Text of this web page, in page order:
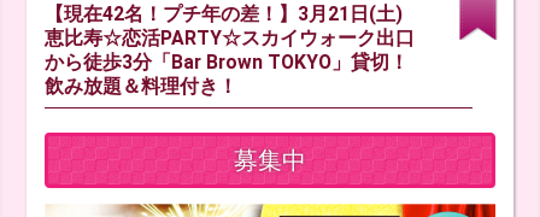
【現在42名！プチ年の差！】3月21日(土)
恵比寿☆恋活PARTY☆スカイウォーク出口
から徒歩3分「Bar Brown TOKYO」貸切！
飲み放題＆料理付き！
募集中